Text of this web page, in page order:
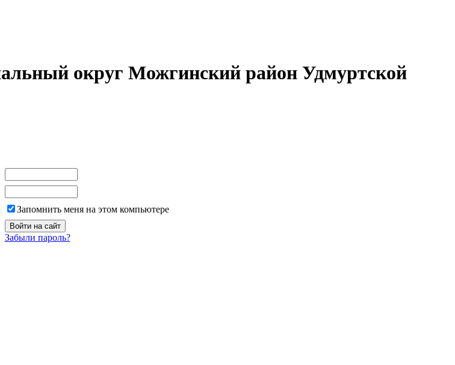
округ Можгинский район Удмуртской
Запомнить меня на этом компьютере
Забыли пароль?